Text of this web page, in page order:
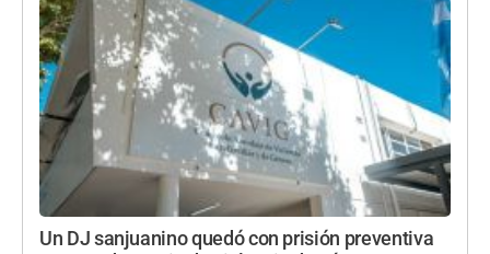
Un DJ sanjuanino quedó con prisión preventiva